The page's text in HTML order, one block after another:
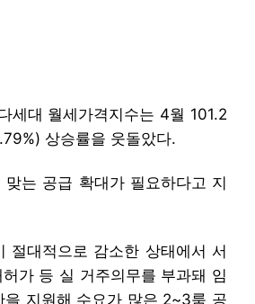
절대적으로 감소한 상태에서 서
가 등 실 거주의무를 부과돼 임
임대차 시장의 불안 심리를 잠